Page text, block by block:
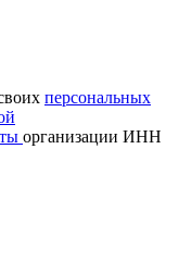
персональных
организации ИНН